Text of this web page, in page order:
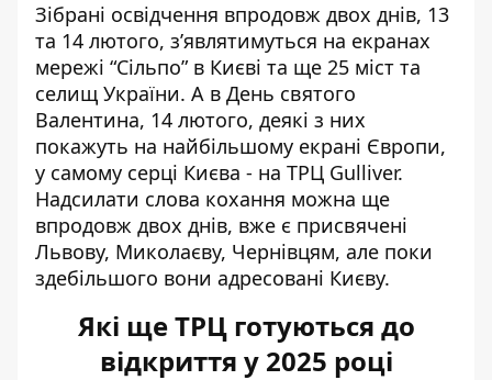
Зібрані освідчення впродовж двох днів, 13
та 14 лютого, з’являтимуться на екранах
мережі “Сільпо” в Києві та ще 25 міст та
селищ України. А в День святого
Валентина, 14 лютого, деякі з них
покажуть на найбільшому екрані Європи,
у самому серці Києва - на ТРЦ Gulliver.
Надсилати слова кохання можна ще
впродовж двох днів, вже є присвячені
Львову, Миколаєву, Чернівцям, але поки
здебільшого вони адресовані Києву.
Які ще ТРЦ готуються до
відкриття у 2025 році